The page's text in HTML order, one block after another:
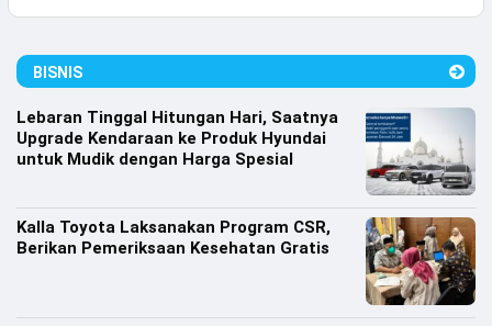
Olahraga
Bola
BISNIS
Lebaran Tinggal Hitungan Hari, Saatnya
Upgrade Kendaraan ke Produk Hyundai
untuk Mudik dengan Harga Spesial
Kalla Toyota Laksanakan Program CSR,
Berikan Pemeriksaan Kesehatan Gratis